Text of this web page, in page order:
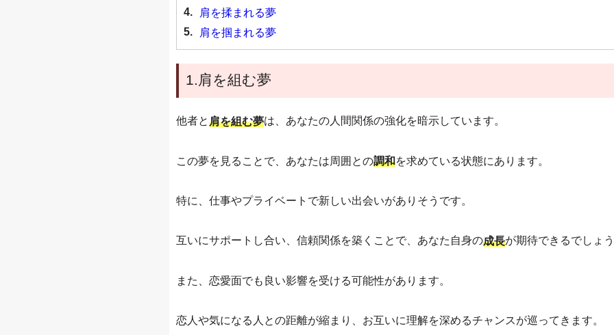
4.
肩を揉まれる夢
5.
肩を掴まれる夢
1.肩を組む夢
他者と肩を組む夢は、あなたの人間関係の強化を暗示しています。
この夢を見ることで、あなたは周囲との調和を求めている状態にあります。
特に、仕事やプライベートで新しい出会いがありそうです。
互いにサポートし合い、信頼関係を築くことで、あなた自身の成長が期待できるでしょう
また、恋愛面でも良い影響を受ける可能性があります。
恋人や気になる人との距離が縮まり、お互いに理解を深めるチャンスが巡ってきます。